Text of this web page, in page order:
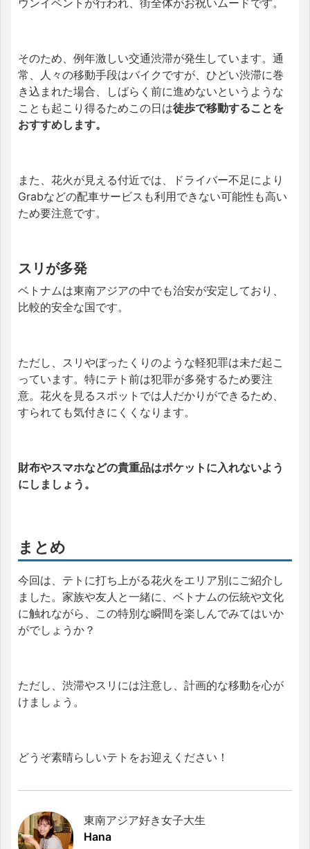
ウンイベントが行われ、街全体がお祝いムードです。
そのため、例年激しい交通渋滞が発生しています。通
常、人々の移動手段はバイクですが、ひどい渋滞に巻
き込まれた場合、しばらく前に進めないというような
ことも起こり得るためこの日は徒歩で移動することを
おすすめします。
また、花火が見える付近では、ドライバー不足により
Grabなどの配車サービスも利用できない可能性も高い
ため要注意です。
スリが多発
ベトナムは東南アジアの中でも治安が安定しており、
比較的安全な国です。
ただし、スリやぼったくりのような軽犯罪は未だ起こ
っています。特にテト前は犯罪が多発するため要注
意。花火を見るスポットでは人だかりができるため、
すられても気付きにくくなります。
財布やスマホなどの貴重品はポケットに入れないよう
にしましょう。
まとめ
今回は、テトに打ち上がる花火をエリア別にご紹介し
ました。家族や友人と一緒に、ベトナムの伝統や文化
に触れながら、この特別な瞬間を楽しんでみてはいか
がでしょうか？
ただし、渋滞やスリには注意し、計画的な移動を心が
けましょう。
どうぞ素晴らしいテトをお迎えください！
東南アジア好き女子大生
Hana